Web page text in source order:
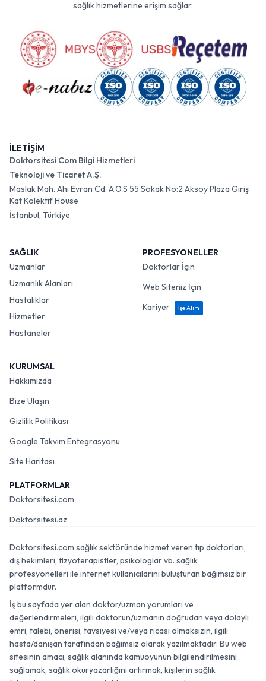
sağlık hizmetlerine erişim sağlar.
İLETİŞİM
Doktorsitesi Com Bilgi Hizmetleri
Teknoloji ve Ticaret A.Ş.
Maslak Mah. Ahi Evran Cd. A.O.S 55 Sokak No:2 Aksoy Plaza Giriş
Kat Kolektif House
İstanbul, Türkiye
SAĞLIK
Uzmanlar
Uzmanlık Alanları
Hastalıklar
Hizmetler
Hastaneler
PROFESYONELLER
Doktorlar İçin
Web Siteniz İçin
Kariyer
İşe Alım
KURUMSAL
Hakkımızda
Bize Ulaşın
Gizlilik Politikası
Google Takvim Entegrasyonu
Site Haritası
PLATFORMLAR
Doktorsitesi.com
Doktorsitesi.az
Doktorsitesi.com sağlık sektöründe hizmet veren tıp doktorları,
diş hekimleri, fizyoterapistler, psikologlar vb. sağlık
profesyonelleri ile internet kullanıcılarını buluşturan bağımsız bir
platformdur.
İş bu sayfada yer alan doktor/uzman yorumları ve
değerlendirmeleri, ilgili doktorun/uzmanın doğrudan veya dolaylı
emri, talebi, önerisi, tavsiyesi ve/veya ricası olmaksızın, ilgili
hasta/danışan tarafından bağımsız olarak yazılmaktadır. Bu web
sitesinin amacı, sağlık alanında kamuoyunun bilgilendirilmesini
sağlamak, sağlık okuryazarlığını artırmak, kişilerin sağlık